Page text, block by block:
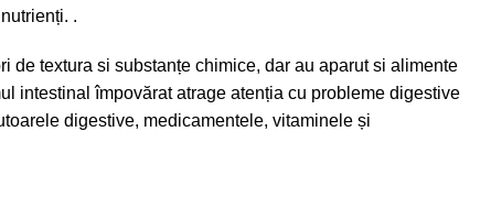
.
de textura si substanțe chimice, dar au aparut si alimente
intestinal împovărat atrage atenția cu probleme digestive
digestive, medicamentele, vitaminele și